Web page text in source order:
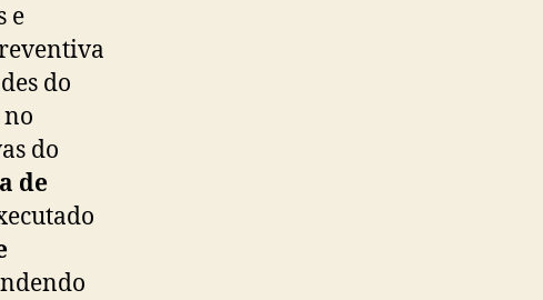
e
do
no
do
de